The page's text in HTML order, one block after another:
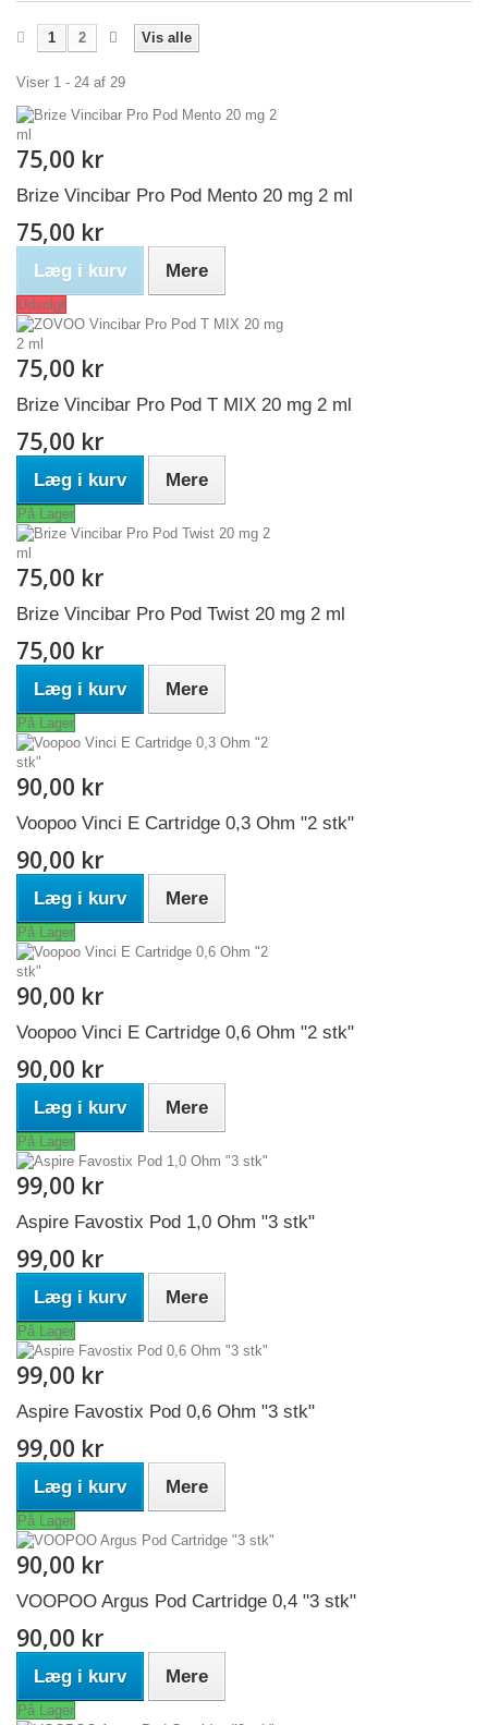
Vis alle
1 2
Viser 1 - 24 af 29
75,00 kr
Brize Vincibar Pro Pod Mento 20 mg 2 ml
75,00 kr
Læg i kurv Mere
Udsolgt
75,00 kr
Brize Vincibar Pro Pod T MIX 20 mg 2 ml
75,00 kr
Læg i kurv Mere
På Lager
75,00 kr
Brize Vincibar Pro Pod Twist 20 mg 2 ml
75,00 kr
Læg i kurv Mere
På Lager
90,00 kr
Voopoo Vinci E Cartridge 0,3 Ohm "2 stk"
90,00 kr
Læg i kurv Mere
På Lager
90,00 kr
Voopoo Vinci E Cartridge 0,6 Ohm "2 stk"
90,00 kr
Læg i kurv Mere
På Lager
99,00 kr
Aspire Favostix Pod 1,0 Ohm "3 stk"
99,00 kr
Læg i kurv Mere
På Lager
99,00 kr
Aspire Favostix Pod 0,6 Ohm "3 stk"
99,00 kr
Læg i kurv Mere
På Lager
90,00 kr
VOOPOO Argus Pod Cartridge 0,4 "3 stk"
90,00 kr
Læg i kurv Mere
På Lager